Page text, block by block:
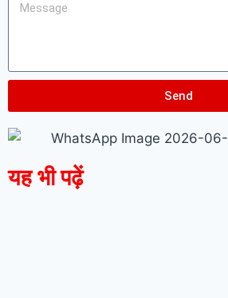
Send
यह भी पढ़ें